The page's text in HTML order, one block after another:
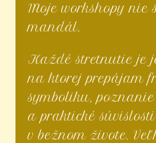
Moje workshopy nie
mandál.
Každé stretnutie je
na ktorej prepájam
symboliku, poznanie
a praktické
v bežnom živote.